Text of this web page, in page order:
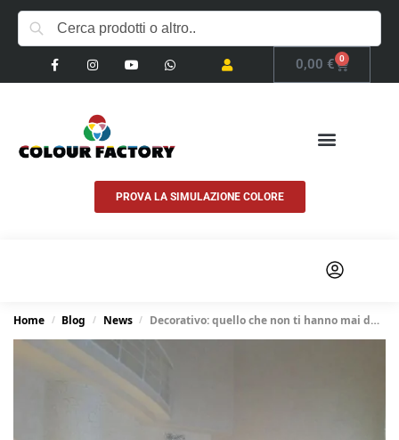
0,00 € 0
PROVA LA SIMULAZIONE COLORE
Home / Blog / News / Decorativo: quello che non ti hanno mai detto e che avresti voluto sapere